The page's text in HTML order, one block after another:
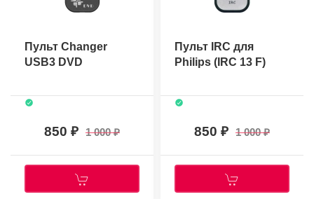
Пульт Changer
USB3 DVD
850 1 000
Пульт IRC для
Philips (IRC 13 F)
850 1 000